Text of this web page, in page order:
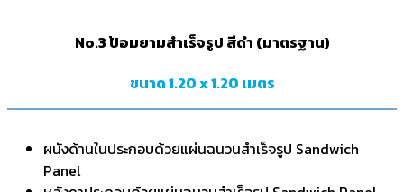
No.3 ป้อมยามสำเร็จรูป สีดำ (มาตรฐาน)
ขนาด 1.20 x 1.20 เมตร
ผนังด้านในประกอบด้วยแผ่นฉนวนสำเร็จรูป Sandwich
Panel